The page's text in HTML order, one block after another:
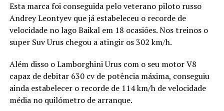
Esta marca foi conseguida pelo veterano piloto russo
Andrey Leontyev que já estabeleceu o recorde de
velocidade no lago Baikal em 18 ocasiões. Nos treinos o
super Suv Urus chegou a atingir os 302 km/h.
Além disso o Lamborghini Urus com o seu motor V8
capaz de debitar 630 cv de potência máxima, conseguiu
ainda estabelecer o recorde de 114 km/h de velocidade
média no quilómetro de arranque.